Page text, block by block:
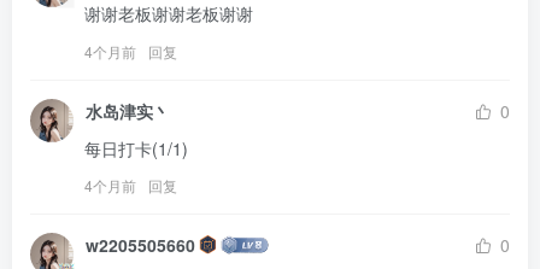
谢谢老板谢谢老板谢谢
4个月前 回复
水岛津实丶
0
每日打卡(1/1)
4个月前 回复
w2205505660
0